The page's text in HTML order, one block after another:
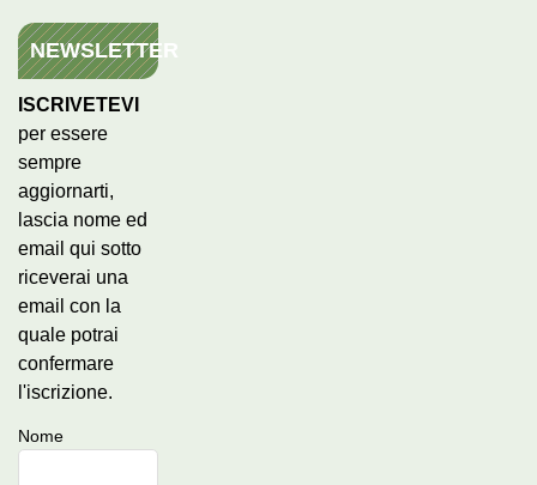
NEWSLETTER
ISCRIVETEVI
per essere
sempre
aggiornarti,
lascia nome ed
email qui sotto
riceverai una
email con la
quale potrai
confermare
l'iscrizione.
Nome